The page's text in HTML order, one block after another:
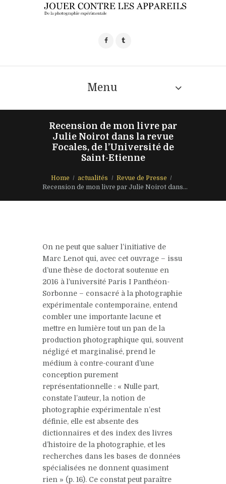
Menu
Recension de mon livre par
Julie Noirot dans la revue
Focales, de l’Université de
Saint-Etienne
Home actualités
Revue de Presse
Recension de mon livre par Julie Noirot dans...
On ne peut que saluer l’initiative de
Marc Lenot qui, avec cet ouvrage – issu
d’une thèse de doctorat soutenue en
2016 à l’université Paris I Panthéon-
Sorbonne – consacré à la photographie
expérimentale contemporaine, entend
combler une importante lacune et
mettre en lumière tout un pan de la
production photographique qui, souvent
négligé et marginalisé, prend le
médium à contre-courant d’une
conception purement
représentationnelle : « Nulle part,
constate l’auteur, la notion de
photographie expérimentale n’est
définie, elle est absente des
dictionnaires et des index des livres
d’histoire de la photographie, et les
recherches dans les bases de données
spécialisées ne donnent quasiment
rien » (p. 16). Ce constat peut paraître